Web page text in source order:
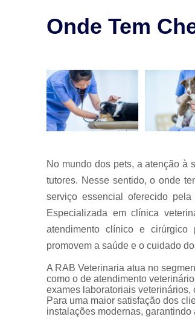
Onde Tem
No mundo dos pets, a atenção à
tutores. Nesse sentido, o onde
serviço essencial oferecido
Especializada em clínica
atendimento clínico e
promovem a saúde e o cuidado
A RAB Veterinaria atua no
como o de atendimento
exames laboratoriais
Para uma maior satisfação dos
instalações modernas,